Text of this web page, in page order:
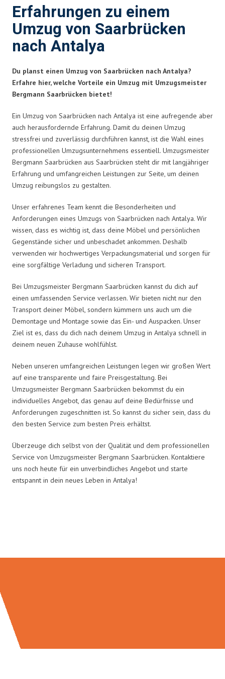
Erfahrungen zu einem
Umzug von Saarbrücken
nach Antalya
Du planst einen Umzug von Saarbrücken nach Antalya?
Erfahre hier, welche Vorteile ein Umzug mit Umzugsmeister
Bergmann Saarbrücken bietet!
Ein Umzug von Saarbrücken nach Antalya ist eine aufregende aber
auch herausfordernde Erfahrung. Damit du deinen Umzug
stressfrei und zuverlässig durchführen kannst, ist die Wahl eines
professionellen Umzugsunternehmens essentiell. Umzugsmeister
Bergmann Saarbrücken aus Saarbrücken steht dir mit langjähriger
Erfahrung und umfangreichen Leistungen zur Seite, um deinen
Umzug reibungslos zu gestalten.
Unser erfahrenes Team kennt die Besonderheiten und
Anforderungen eines Umzugs von Saarbrücken nach Antalya. Wir
wissen, dass es wichtig ist, dass deine Möbel und persönlichen
Gegenstände sicher und unbeschadet ankommen. Deshalb
verwenden wir hochwertiges Verpackungsmaterial und sorgen für
eine sorgfältige Verladung und sicheren Transport.
Bei Umzugsmeister Bergmann Saarbrücken kannst du dich auf
einen umfassenden Service verlassen. Wir bieten nicht nur den
Transport deiner Möbel, sondern kümmern uns auch um die
Demontage und Montage sowie das Ein- und Auspacken. Unser
Ziel ist es, dass du dich nach deinem Umzug in Antalya schnell in
deinem neuen Zuhause wohlfühlst.
Neben unseren umfangreichen Leistungen legen wir großen Wert
auf eine transparente und faire Preisgestaltung. Bei
Umzugsmeister Bergmann Saarbrücken bekommst du ein
individuelles Angebot, das genau auf deine Bedürfnisse und
Anforderungen zugeschnitten ist. So kannst du sicher sein, dass du
den besten Service zum besten Preis erhältst.
Überzeuge dich selbst von der Qualität und dem professionellen
Service von Umzugsmeister Bergmann Saarbrücken. Kontaktiere
uns noch heute für ein unverbindliches Angebot und starte
entspannt in dein neues Leben in Antalya!